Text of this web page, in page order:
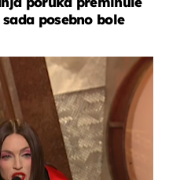
posebno bole